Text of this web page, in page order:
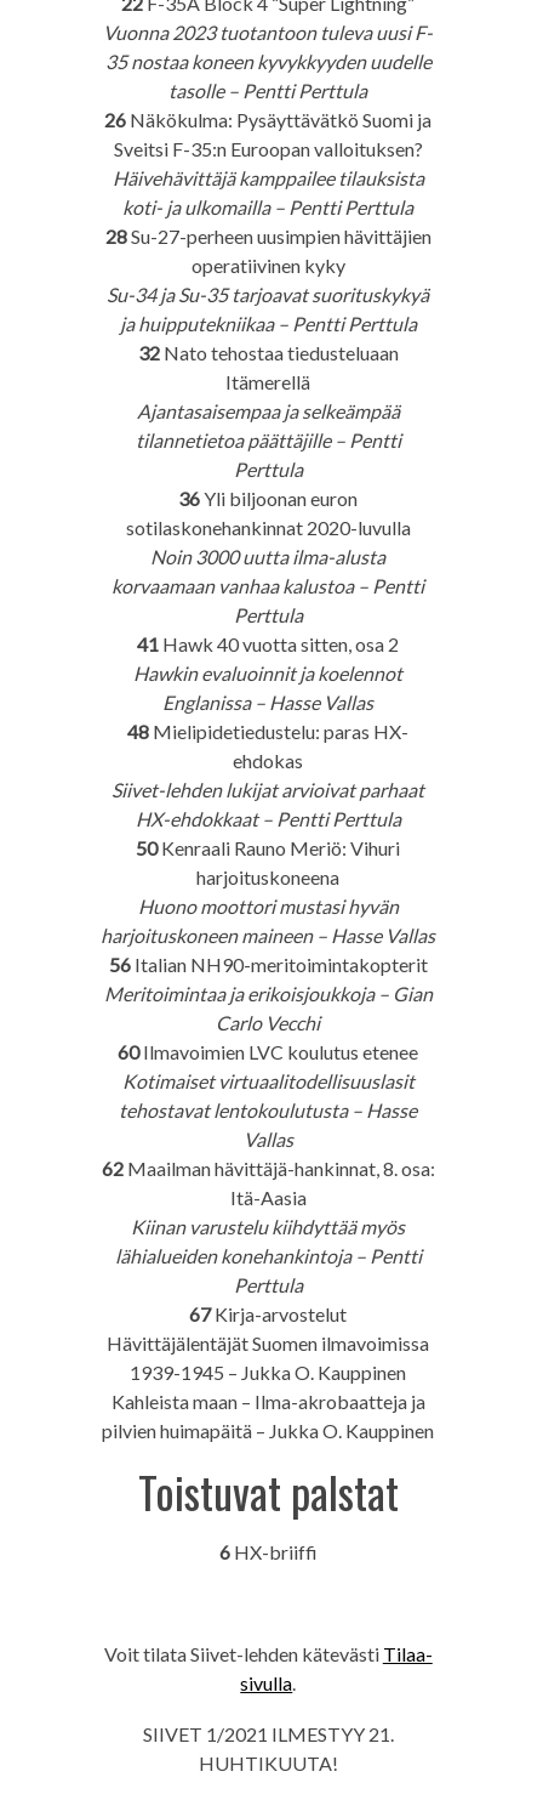
Vuonna 2023 tuotantoon tuleva uusi F-
35 nostaa koneen kyvykkyyden uudelle
tasolle – Pentti Perttula
26 Näkökulma: Pysäyttävätkö Suomi ja
Sveitsi F-35:n Euroopan valloituksen?
Häivehävittäjä kamppailee tilauksista
koti- ja ulkomailla – Pentti Perttula
28Su-27-perheen uusimpien hävittäjien
operatiivinen kyky
Su-34 ja Su-35 tarjoavat suorituskykyä
ja huipputekniikaa – Pentti Perttula
32Nato tehostaa tiedusteluaan
Itämerellä
Ajantasaisempaa ja selkeämpää
tilannetietoa päättäjille – Pentti
Perttula
36Yli biljoonan euron
sotilaskonehankinnat 2020-luvulla
Noin 3000 uutta ilma-alusta
korvaamaan vanhaa kalustoa – Pentti
Perttula
41 Hawk 40 vuotta sitten, osa 2
Hawkin evaluoinnit ja koelennot
Englanissa – Hasse Vallas
48 Mielipidetiedustelu: paras HX-
ehdokas
Siivet-lehden lukijat arvioivat parhaat
HX-ehdokkaat – Pentti Perttula
50Kenraali Rauno Meriö: Vihuri
harjoituskoneena
Huono moottori mustasi hyvän
harjoituskoneen maineen – Hasse Vallas
56Italian NH90-meritoimintakopterit
Meritoimintaa ja erikoisjoukkoja – Gian
Carlo Vecchi
60Ilmavoimien LVC koulutus etenee
Kotimaiset virtuaalitodellisuuslasit
tehostavat lentokoulutusta – Hasse
Vallas
62Maailman hävittäjä-hankinnat, 8. osa:
Itä-Aasia
Kiinan varustelu kiihdyttää myös
lähialueiden konehankintoja – Pentti
Perttula
67Kirja-arvostelut
Hävittäjälentäjät Suomen ilmavoimissa
1939-1945 – Jukka O. Kauppinen
Kahleista maan – Ilma-akrobaatteja ja
pilvien huimapäitä – Jukka O. Kauppinen
Toistuvat palstat
6HX-briiffi
Voit tilata Siivet-lehden kätevästi Tilaa-
sivulla.
SIIVET 1/2021 ILMESTYY 21.
HUHTIKUUTA!